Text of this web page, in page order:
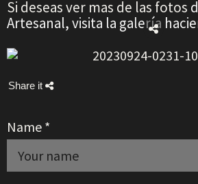
Si deseas ver mas de las fotos
Artesanal, visita la galería
Share it
Name *